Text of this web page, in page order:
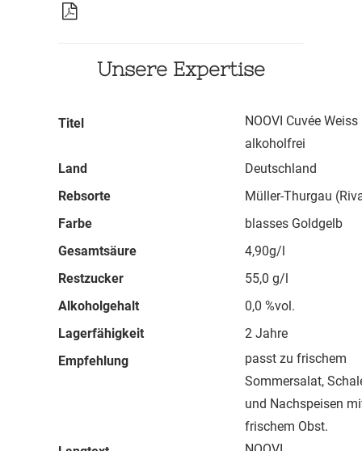
Unsere Expertise
Titel
NOOVI Cuvée
alkoholfrei
Land
Deutschland
Rebsorte
‎Müller-Thurgau
Farbe
blasses Goldgelb
Gesamtsäure
4,90g/l
Restzucker
55,0 g/l
Alkoholgehalt
0,0 %vol.
Lagerfähigkeit
2 Jahre
Empfehlung
passt zu frischem
Sommersalat,
und Nachspeisen
frischem Obst.